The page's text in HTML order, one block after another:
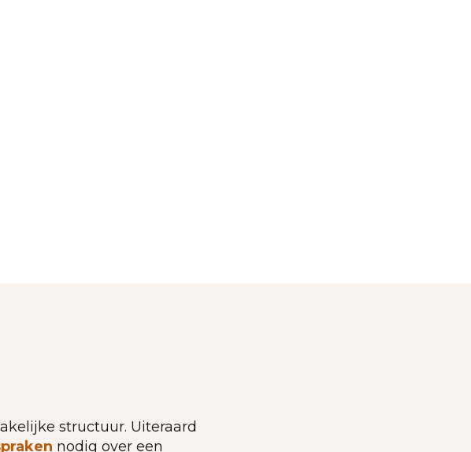
structuur. Uiteraard
nodig over een